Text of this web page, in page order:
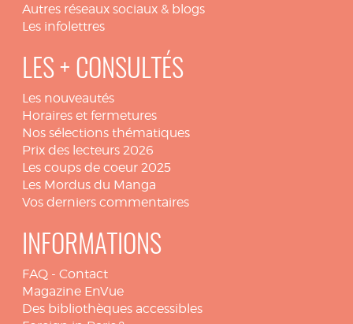
Autres réseaux sociaux & blogs
Les infolettres
LES + CONSULTÉS
Les nouveautés
Horaires et fermetures
Nos sélections thématiques
Prix des lecteurs 2026
Les coups de coeur 2025
Les Mordus du Manga
Vos derniers commentaires
INFORMATIONS
FAQ - Contact
Magazine EnVue
Des bibliothèques accessibles